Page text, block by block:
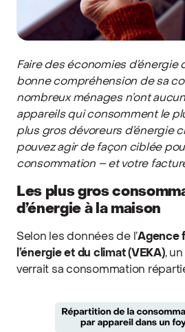
Faire des économies d’énergie
bonne compréhension de sa
nombreux ménages n’ont
appareils qui consomment le
plus gros dévoreurs d’énergie
pouvez agir de façon ciblée
consommation – et votre
Les plus gros
d’énergie à la maison
Selon les données de l’Agence
l’énergie et du climat (VEKA),
verrait sa consommation